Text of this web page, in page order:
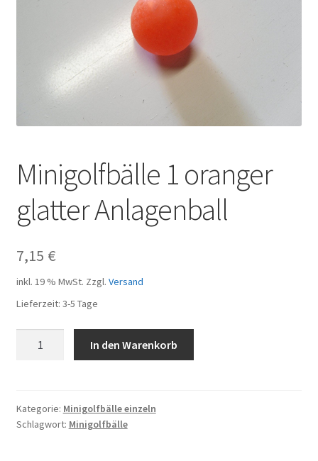
Minigolfbälle 1 oranger
glatter Anlagenball
7,15 €
inkl. 19 % MwSt. Zzgl. Versand
Lieferzeit: 3-5 Tage
Anlagenball
Menge
In den Warenkorb
Kategorie: Minigolfbälle einzeln
Schlagwort: Minigolfbälle